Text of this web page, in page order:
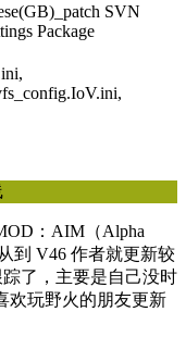
SVN
Package
：AIM（Alpha
到 V46 作者就更新较
了，主要是自己没时
欢玩野火的朋友更新